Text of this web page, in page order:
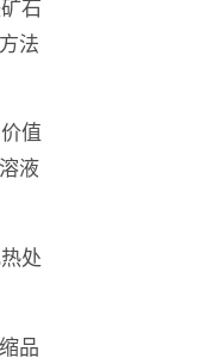
石
法
值
液
处
品